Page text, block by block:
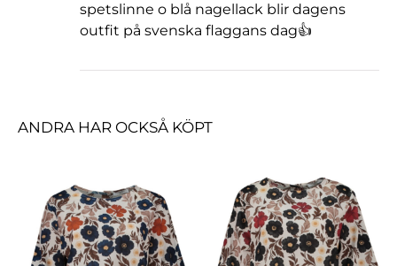
spetslinne o blå nagellack blir dagens
outfit på svenska flaggans dag👍
ANDRA HAR OCKSÅ KÖPT